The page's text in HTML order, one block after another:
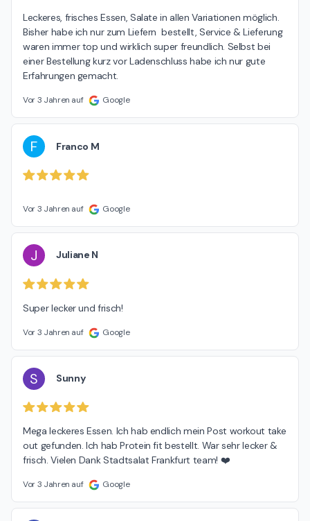
Leckeres, frisches Essen, Salate in allen Variationen möglich.
Bisher habe ich nur zum Liefern  bestellt, Service & Lieferung
waren immer top und wirklich super freundlich. Selbst bei
einer Bestellung kurz vor Ladenschluss habe ich nur gute
Erfahrungen gemacht.
Vor 3 Jahren auf Google
F Franco M
Vor 3 Jahren auf Google
J Juliane N
Super lecker und frisch!
Vor 3 Jahren auf Google
S Sunny
Mega leckeres Essen. Ich hab endlich mein Post workout take
out gefunden. Ich hab Protein fit bestellt. War sehr lecker &
frisch. Vielen Dank Stadtsalat Frankfurt team! ❤️
Vor 3 Jahren auf Google